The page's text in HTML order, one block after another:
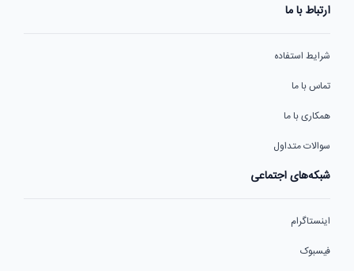
ارتباط با ما
شرایط استفاده
تماس با ما
همکاری با ما
سوالات متداول
شبکه‌های اجتماعی
اینستاگرام
فیسبوک